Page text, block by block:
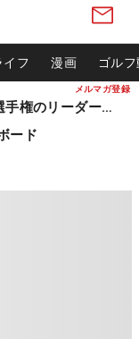
メルマガ登録
イフ 漫画 ゴル
松山英樹ら出場 ウィンダム選手権のリーダーボード
ード